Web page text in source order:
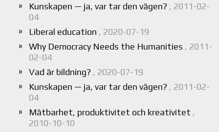
Kunskapen — ja, var tar den vägen? , 2011-02-
04
Liberal education , 2020-07-19
Why Democracy Needs the Humanities , 2011-
02-04
Vad är bildning? , 2020-07-19
Kunskapen — ja, var tar den vägen? , 2011-02-
04
Mätbarhet, produktivitet och kreativitet ,
2010-10-10